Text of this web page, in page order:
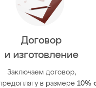
Договор
и изготовление
Заключаем договор,
в размере 10%